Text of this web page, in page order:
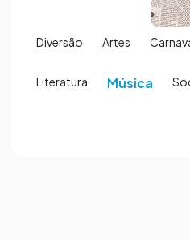
Diversão Artes
Literatura Música